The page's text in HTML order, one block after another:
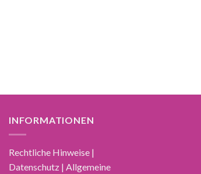
INFORMATIONEN
Rechtliche Hinweise |
Datenschutz | Allgemeine